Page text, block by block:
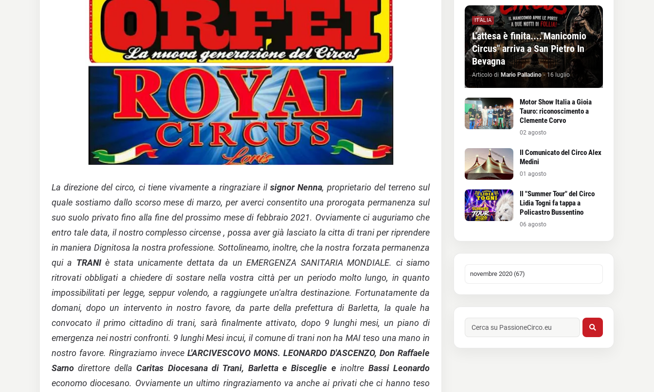
La direzione del circo, ci tiene vivamente a ringraziare il signor Nenna, proprietario del terreno sul
quale sostiamo dallo scorso mese di marzo, per averci consentito una prorogata permanenza sul
suo suolo privato fino alla fine del prossimo mese di febbraio 2021. Ovviamente ci auguriamo che
entro tale data, il nostro complesso circense , possa aver già lasciato la citta di trani per riprendere
in maniera Dignitosa la nostra professione. Sottolineamo, inoltre, che la nostra forzata permanenza
qui a TRANIè stata unicamente dettata da un EMERGENZA SANITARIA MONDIALE. ci siamo
ritrovati obbligati a chiedere di sostare nella vostra città per un periodo molto lungo, in quanto
impossibilitati per legge, seppur volendo, a raggiungete un'altra destinazione. Fortunatamente da
domani, dopo un intervento in nostro favore, da parte della prefettura di Barletta, la quale ha
convocato il primo cittadino di trani, sarà finalmente attivato, dopo 9 lunghi mesi, un piano di
emergenza nei nostri confronti. 9 lunghi Mesi incui, il comune di trani non ha MAI teso una mano in
nostro favore. Ringraziamo invece L'ARCIVESCOVO MONS. LEONARDO D'ASCENZO, Don Raffaele
Sarnodirettore dellaCaritas Diocesana di Trani, Barletta e Bisceglie einoltre Bassi Leonardo
economo diocesano. Ovviamente un ultimo ringraziamento va anche ai privati che ci hanno teso
ITALIA
L'attesa è finita...."Manicomio
Circus" arriva a San Pietro In
Bevagna
Articolo di Mario Palladino - 16 luglio
Motor Show Italia a Gioia
Tauro: riconoscimento a
Clemente Corvo
02 agosto
Il Comunicato del Circo Alex
Medini
01 agosto
Il "Summer Tour" del Circo
Lidia Togni fa tappa a
Policastro Bussentino
06 agosto